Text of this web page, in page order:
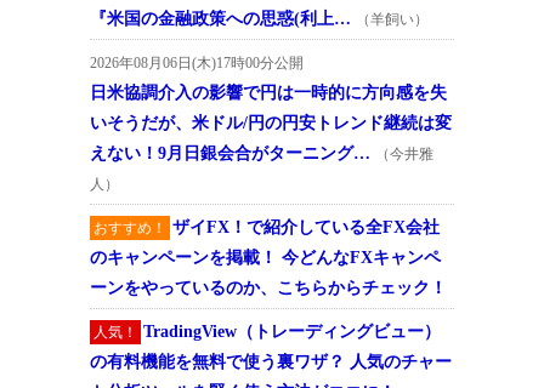
『米国の金融政策への思惑(利上…
（羊飼い）
2026年08月06日(木)17時00分公開
日米協調介入の影響で円は一時的に方向感を失
いそうだが、米ドル/円の円安トレンド継続は変
えない！9月日銀会合がターニング…
（今井雅
人）
おすすめ！
ザイFX！で紹介している全FX会社
のキャンペーンを掲載！ 今どんなFXキャンペ
ーンをやっているのか、こちらからチェック！
人気！
TradingView（トレーディングビュー）
の有料機能を無料で使う裏ワザ？ 人気のチャー